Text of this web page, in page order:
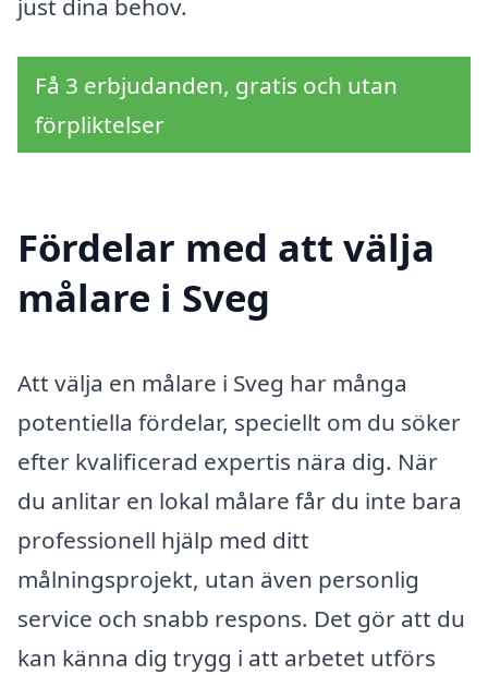
just dina behov.
Få 3 erbjudanden, gratis och utan
förpliktelser
Fördelar med att välja
målare i Sveg
Att välja en målare i Sveg har många
potentiella fördelar, speciellt om du söker
efter kvalificerad expertis nära dig. När
du anlitar en lokal målare får du inte bara
professionell hjälp med ditt
målningsprojekt, utan även personlig
service och snabb respons. Det gör att du
kan känna dig trygg i att arbetet utförs